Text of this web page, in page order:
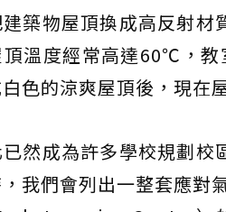
築物屋頂換成高反射
溫度經常高達60℃，教
色的涼爽屋頂後，現在
然成為許多學校規劃
我們會列出一整套應對